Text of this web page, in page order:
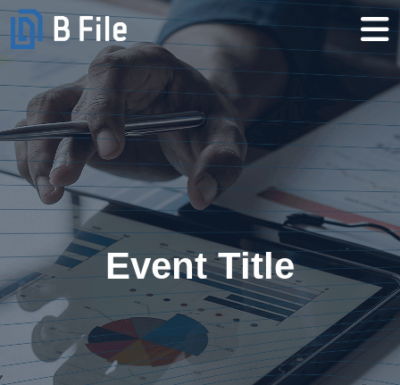
Event Title